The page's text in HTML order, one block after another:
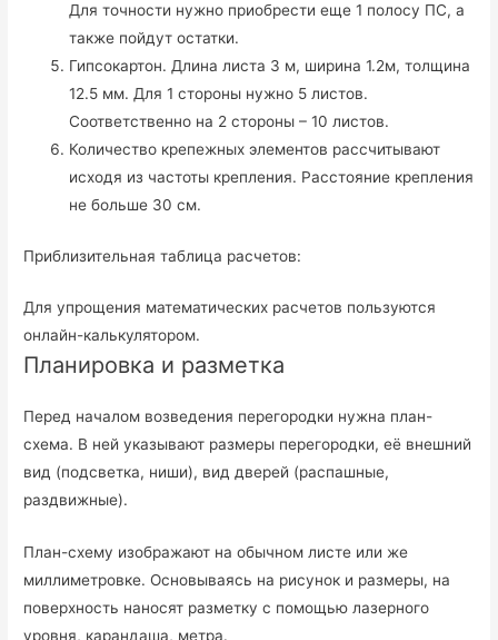
Для точности нужно приобрести еще 1 полосу ПС, а
также пойдут остатки.
Гипсокартон. Длина листа 3 м, ширина 1.2м, толщина
12.5 мм. Для 1 стороны нужно 5 листов.
Соответственно на 2 стороны – 10 листов.
Количество крепежных элементов рассчитывают
исходя из частоты крепления. Расстояние крепления
не больше 30 см.
Приблизительная таблица расчетов:
Для упрощения математических расчетов пользуются
онлайн-калькулятором.
Планировка и разметка
Перед началом возведения перегородки нужна план-
схема. В ней указывают размеры перегородки, её внешний
вид (подсветка, ниши), вид дверей (распашные,
раздвижные).
План-схему изображают на обычном листе или же
миллиметровке. Основываясь на рисунок и размеры, на
поверхность наносят разметку с помощью лазерного
уровня, карандаша, метра.